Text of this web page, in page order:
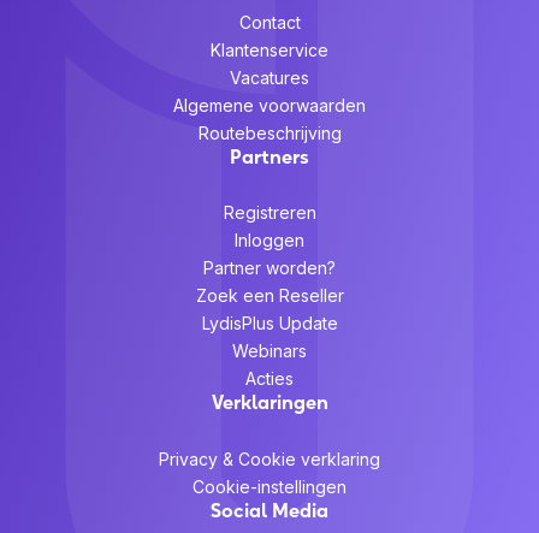
Contact
Klantenservice
Vacatures
Algemene voorwaarden
Routebeschrijving
Partners
Registreren
Inloggen
Partner worden?
Zoek een Reseller
LydisPlus Update
Webinars
Acties
Verklaringen
Privacy & Cookie verklaring
Cookie-instellingen
Social Media